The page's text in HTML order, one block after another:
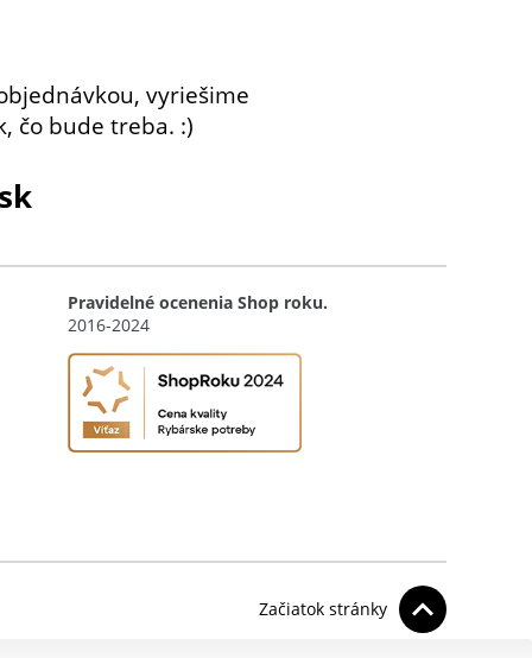
vyriešime
čo bude treba. :)
Pravidelné ocenenia Shop roku.
2016-2024
Začiatok stránky